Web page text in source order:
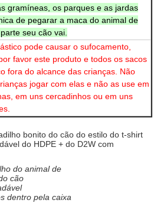
gramíneas, os parques e as jardas
de pegarar a maca do animal de
seu cão vai.
pode causar o sufocamento,
favor este produto e todos os sacos
fora do alcance das crianças. Não
jogar com elas e não as use em
em uns cercadinhos ou em uns
bonito do cão do estilo do t-shirt
do HDPE + do D2W com
do animal de
cão
dentro pela caixa